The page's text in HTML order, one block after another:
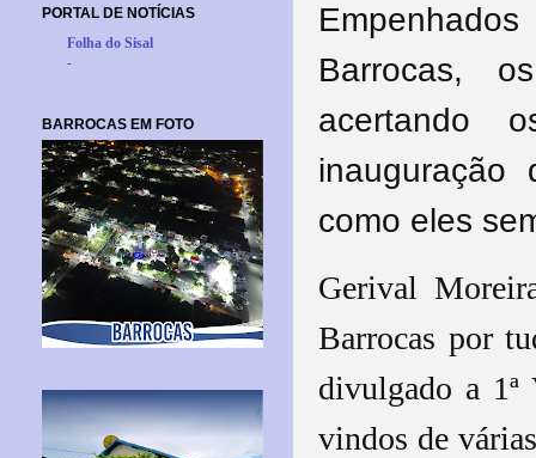
Barrocas,
acertando
inauguração
como eles
Gerival
Barrocas por
divulgado a 1ª
vindos de
PORTAL DE NOTÍCIAS
Folha do Sisal
-
BARROCAS EM FOTO